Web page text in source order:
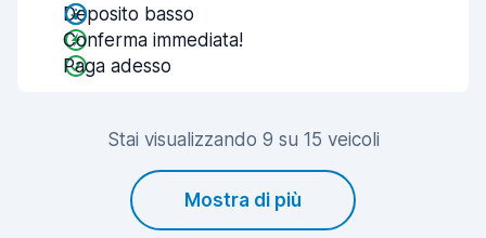
Deposito basso
Conferma immediata!
Paga adesso
Stai visualizzando 9 su 15 veicoli
Mostra di più